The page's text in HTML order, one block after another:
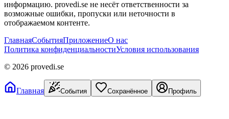
информацию. provedi.se не несёт ответственности за
возможные ошибки, пропуски или неточности в
отображаемом контенте.
ГлавнаяСобытияПриложениеО нас
Политика конфиденциальностиУсловия использования
© 2026 provedi.se
Главная События Сохранённое Профиль